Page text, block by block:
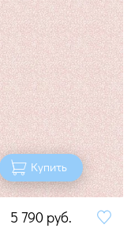
Купить
5 790 руб.